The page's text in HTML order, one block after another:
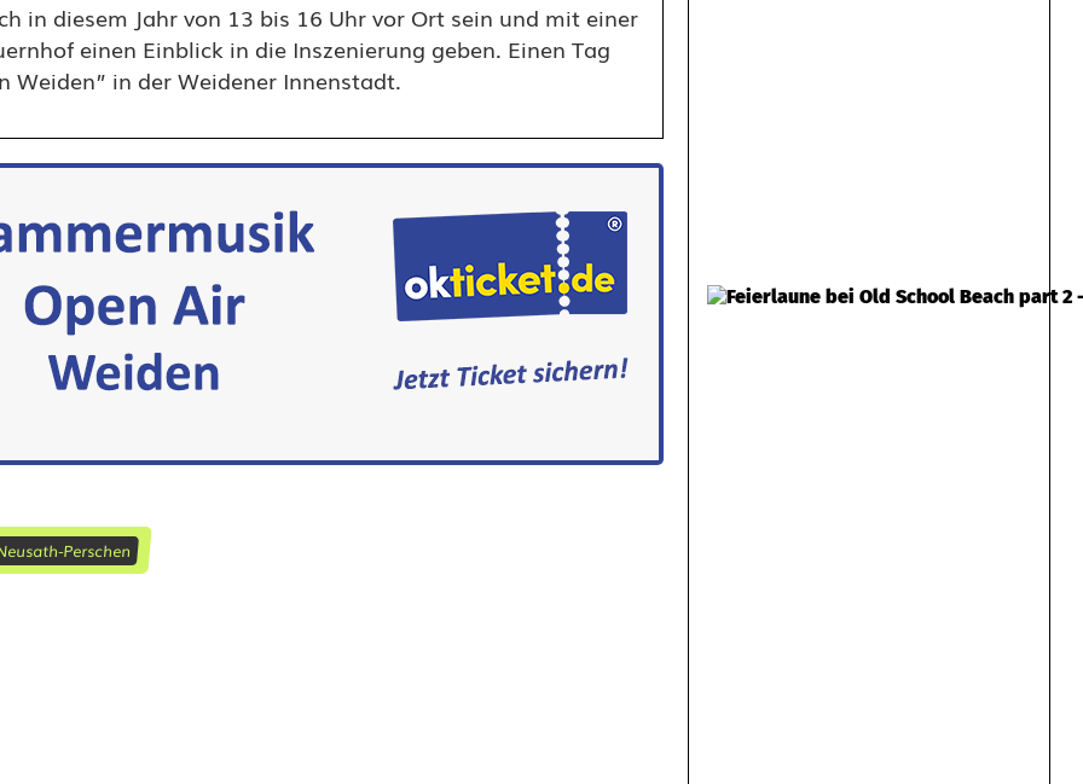
in diesem Jahr von 13 bis 16 Uhr vor Ort sein und mit einer
einen Einblick in die Inszenierung geben. Einen Tag
Weiden” in der Weidener Innenstadt.
Perschen